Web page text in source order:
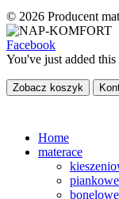
© 2026 Producent
Facebook
You've just added
Zobacz koszyk
Home
materace
piankowe
bonelowe